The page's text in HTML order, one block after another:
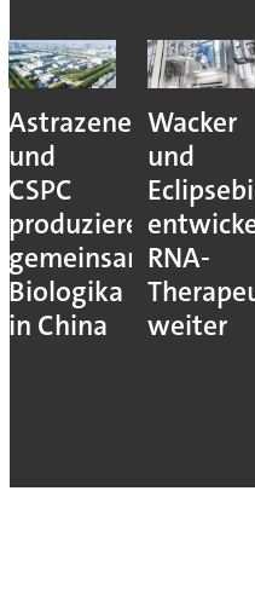
Astrazeneca
und
CSPC
produzieren
gemeinsam
Biologika
in China
Wacker
und
RNA-
weiter